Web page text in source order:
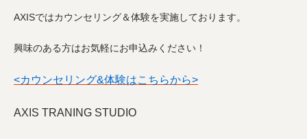
AXISではカウンセリング＆体験を実施しております。
興味のある方はお気軽にお申込みください！
<カウンセリング&体験はこちらから>
AXIS TRANING STUDIO